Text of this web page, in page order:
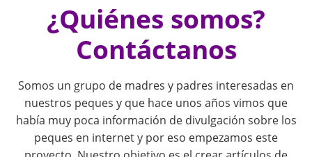
¿Quiénes somos?
Contáctanos
Somos un grupo de madres y padres interesadas en
nuestros peques y que hace unos años vimos que
había muy poca información de divulgación sobre los
peques en internet y por eso empezamos este